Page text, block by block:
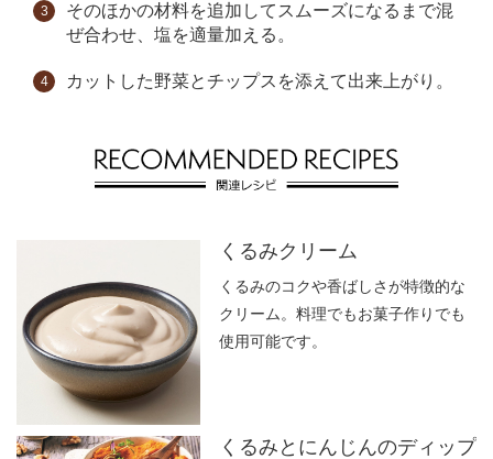
そのほかの材料を追加してスムーズになるまで混
ぜ合わせ、塩を適量加える。
カットした野菜とチップスを添えて出来上がり。
くるみクリーム
くるみのコクや香ばしさが特徴的な
クリーム。料理でもお菓子作りでも
使用可能です。
くるみとにんじんのディップ